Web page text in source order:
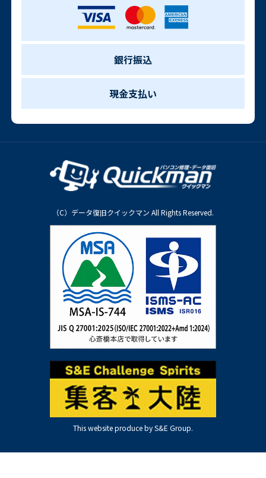
銀行振込
現金支払い
（C）データ復旧クイックマン All Rights Reserved.
This website produce by S&E Group.